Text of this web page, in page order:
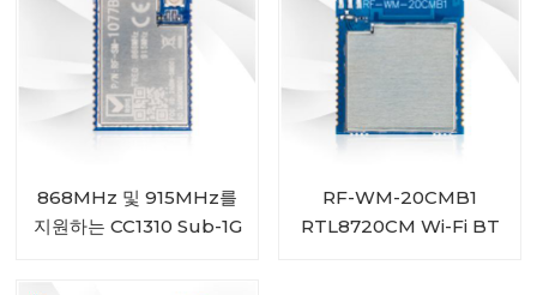
868MHz 및 915MHz를
지원하는 CC1310 Sub-1G
RF-WM-20CMB1
RTL8720CM Wi-Fi BT